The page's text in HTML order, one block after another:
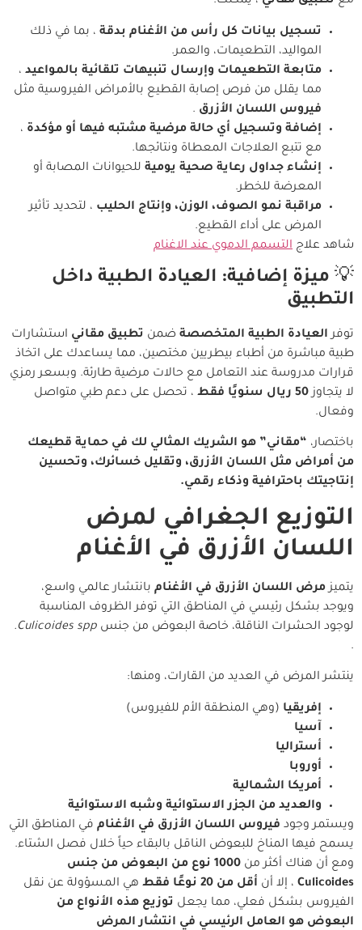
تسجيل بيانات كل رأس من الأغنام بدقة ، بما في ذلك
المواليد، التطعيمات، والعمر.
متابعة التطعيمات وإرسال تنبيهات تلقائية بالمواعيد ،
مما يقلل من فرص إصابة القطيع بالأمراض الفيروسية مثل
فيروس اللسان الأزرق .
إضافة وتسجيل أي حالة مرضية مشتبه فيها أو مؤكدة ،
مع تتبع العلاجات المعطاة ونتائجها.
إنشاء جداول رعاية صحية يومية للحيوانات المصابة أو
المعرضة للخطر.
مراقبة نمو الصوف، الوزن، وإنتاج الحليب ، لتحديد تأثير
المرض على أداء القطيع.
شاهد علاج التسمم الدموي عند الاغنام
💡 ميزة إضافية: العيادة الطبية داخل
التطبيق
توفرالعيادة الطبية المتخصصة ضمن تطبيق مقاني استشارات
طبية مباشرة من أطباء بيطريين مختصين، مما يساعدك على اتخاذ
قرارات مدروسة عند التعامل مع حالات مرضية طارئة. وبسعر رمزي
لا يتجاوز50 ريال سنويًا فقط
، تحصل على دعم طبي متواصل
وفعال.
باختصار، “مقاني” هو الشريك المثالي لك في حماية قطيعك
من أمراض مثل اللسان الأزرق، وتقليل خسائرك، وتحسين
إنتاجيتك باحترافية وذكاء رقمي.
التوزيع الجغرافي لمرض
اللسان الأزرق في الأغنام
يتميزمرض اللسان الأزرق في الأغنام بانتشار عالمي واسع،
ويوجد بشكل رئيسي في المناطق التي توفر الظروف المناسبة
لوجود الحشرات الناقلة، خاصة البعوض من جنس Culicoides spp.
.
ينتشر المرض في العديد من القارات، ومنها:
إفريقيا (وهي المنطقة الأم للفيروس)
آسيا
أستراليا
أوروبا
أمريكا الشمالية
والعديد من الجزر الاستوائية وشبه الاستوائية
ويستمر وجود فيروس اللسان الأزرق في الأغنام في المناطق التي
يسمح فيها المناخ للبعوض الناقل بالبقاء حياً خلال فصل الشتاء.
ومع أن هناك أكثر من
1000 نوع من البعوض من جنس
Culicoides ، إلا أن أقل من 20 نوعًا فقط
هي المسؤولة عن نقل
الفيروس بشكل فعلي، مما يجعل توزيع هذه الأنواع من
البعوض هو العامل الرئيسي في انتشار المرض